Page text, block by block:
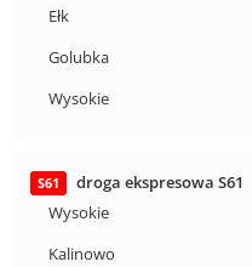
Ełk
Golubka
Wysokie
S61
droga ekspresowa S61
Wysokie
Kalinowo